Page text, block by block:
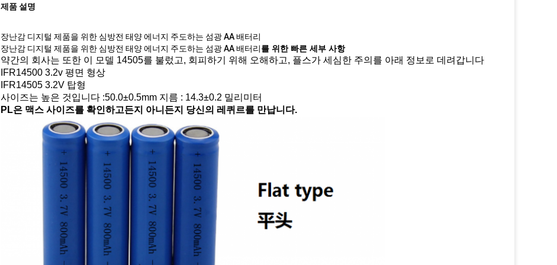
제품 설명
장난감 디지털 제품을 위한 심방전 태양 에너지 주도하는 섬광 AA 배터리
장난감 디지털 제품을 위한 심방전 태양 에너지 주도하는 섬광 AA 배터리를 위한 빠른 세부 사항
약간의 회사는 또한 이 모델 14505를 불렀고, 회피하기 위해 오해하고, 플스가 세심한 주의를 아래 정보로 데려갑니다
IFR14500 3.2v 평면 형상
IFR14505 3.2V 탑형
사이즈는 높은 것입니다 :50.0±0.5mm 지름 : 14.3±0.2 밀리미터
PL은 맥스 사이즈를 확인하고든지 아니든지 당신의 레퀴르를 만납니다.